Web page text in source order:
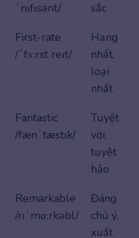
ˈnɪfɪsənt/
sắc
First-rate
/ˈfɜːrst reɪt/
Hạng
nhất,
loại
nhất
Fantastic
/fænˈtæstɪk/
Tuyệt
vời,
tuyệt
hảo
Remarkable
/rɪˈmɑːrkəbl/
Đáng
chú ý,
xuất